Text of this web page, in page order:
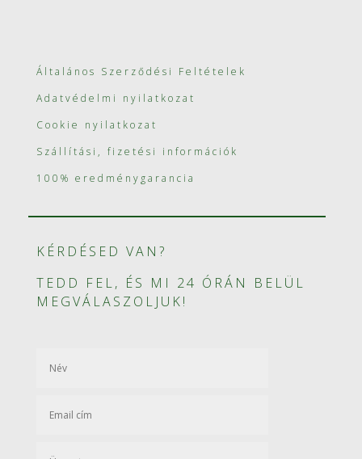
Általános Szerződési Feltételek
Adatvédelmi nyilatkozat
Cookie nyilatkozat
Szállítási, fizetési információk
100% eredménygarancia
KÉRDÉSED VAN?
TEDD FEL, ÉS MI 24 ÓRÁN BELÜL
MEGVÁLASZOLJUK!